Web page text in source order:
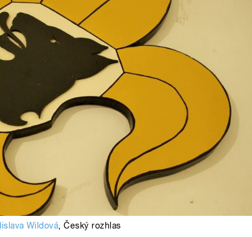
Wildová,Český rozhlas